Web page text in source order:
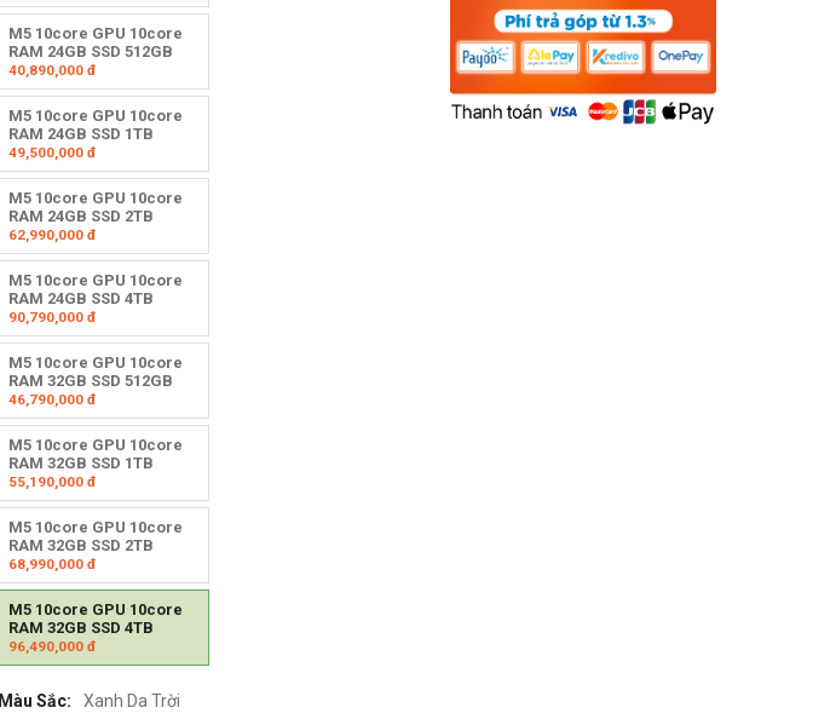
M5 10core GPU 10core
RAM 24GB SSD 512GB
40,890,000đ
M5 10core GPU 10core
RAM 24GB SSD 1TB
49,500,000đ
M5 10core GPU 10core
RAM 24GB SSD 2TB
62,990,000đ
M5 10core GPU 10core
RAM 24GB SSD 4TB
90,790,000đ
M5 10core GPU 10core
RAM 32GB SSD 512GB
46,790,000đ
M5 10core GPU 10core
RAM 32GB SSD 1TB
55,190,000đ
M5 10core GPU 10core
RAM 32GB SSD 2TB
68,990,000đ
M5 10core GPU 10core
RAM 32GB SSD 4TB
96,490,000đ
Màu Sắc: Xanh Da Trời